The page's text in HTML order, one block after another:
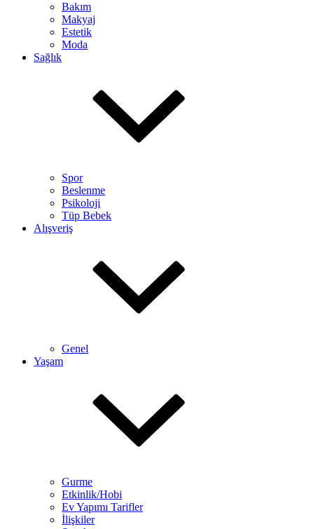
Bakım
Makyaj
Estetik
Moda
Sağlık
Spor
Beslenme
Psikoloji
Tüp Bebek
Alışveriş
Genel
Yaşam
Gurme
Etkinlik/Hobi
Ev Yapımı Tarifler
İlişkiler